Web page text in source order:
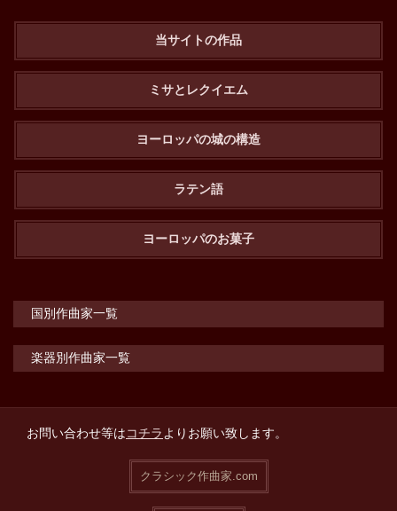
当サイトの作品
ミサとレクイエム
ヨーロッパの城の構造
ラテン語
ヨーロッパのお菓子
国別作曲家一覧
楽器別作曲家一覧
お問い合わせ等はコチラよりお願い致します。
クラシック作曲家.com